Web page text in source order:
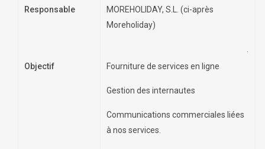
Responsable
MOREHOLIDAY, S.L. (ci-après
Moreholiday)
Objectif
Fourniture de services en ligne
Gestion des internautes
Communications commerciales liées
à nos services.